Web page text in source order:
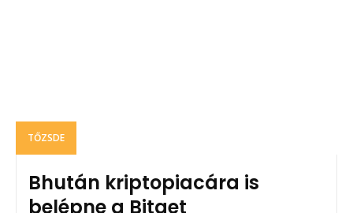
TŐZSDE
Bhután kriptopiacára is
belépne a Bitget